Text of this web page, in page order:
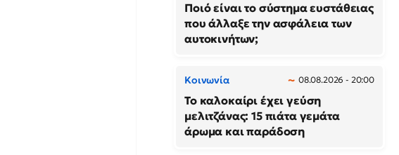
Ποιό είναι το σύστημα ευστάθειας
που άλλαξε την ασφάλεια των
αυτοκινήτων;
Κοινωνία 08.08.2026 - 20:00
Το καλοκαίρι έχει γεύση
μελιτζάνας: 15 πιάτα γεμάτα
άρωμα και παράδοση